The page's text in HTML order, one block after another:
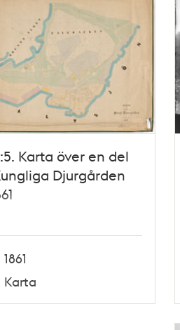
Karta över en del
Djurgården
1861
Karta